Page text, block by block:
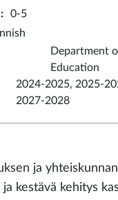
:
0-5
Department
Education
2024-2025, 2025-
2027-2028
ja
kestävä kehitys